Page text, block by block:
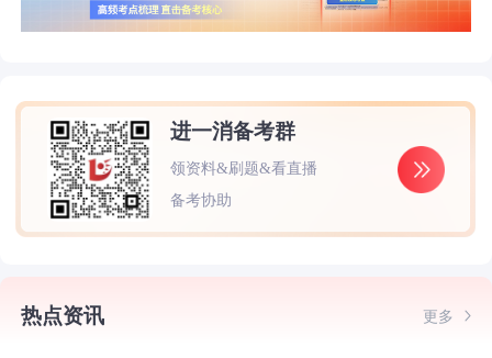
进一消备考群
领资料&刷题&看直播
备考协助
热点资讯 更多